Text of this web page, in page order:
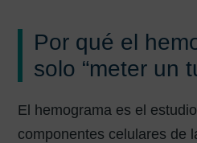
Por qué el
solo “meter un
El hemograma es el
componentes celulares de